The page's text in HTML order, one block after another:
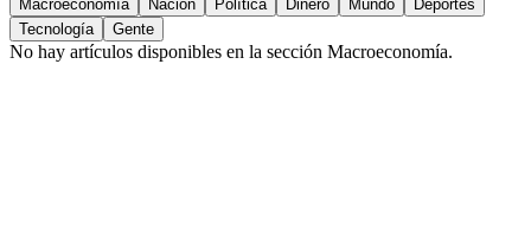
Macroeconomía Nación Política Dinero Mundo
Deportes
Tecnología
Gente
No hay artículos disponibles en la sección Macroeconomía.